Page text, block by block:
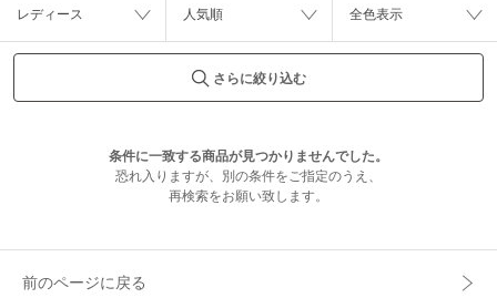
レディース 人気順 全色表示
さらに絞り込む
条件に一致する商品が見つかりませんでした。
恐れ入りますが、別の条件をご指定のうえ、
再検索をお願い致します。
前のページに戻る